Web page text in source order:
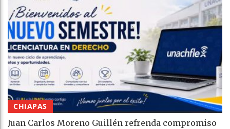
CHIAPAS
Juan Carlos Moreno Guillén refrenda compromiso